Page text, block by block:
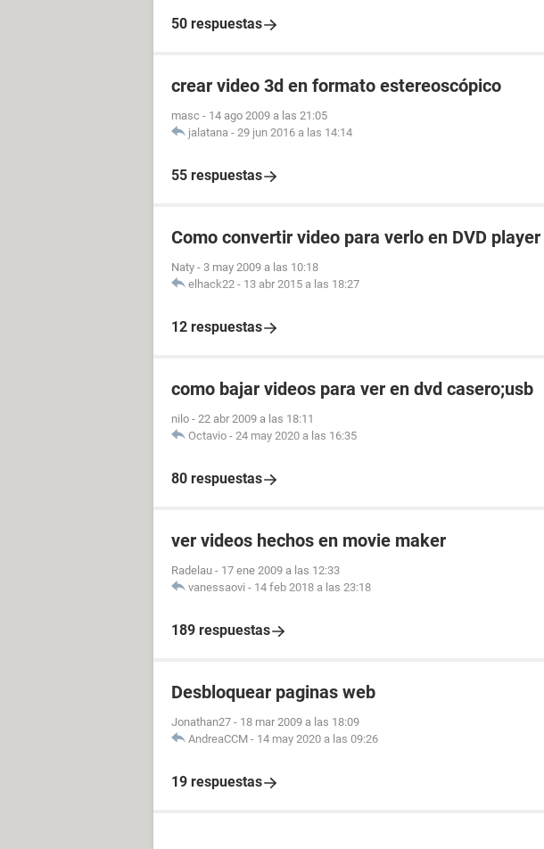
50 respuestas
crear video 3d en formato estereoscópico
masc - 14 ago 2009 a las 21:05
jalatana - 29 jun 2016 a las 14:14
55 respuestas
Como convertir video para verlo en DVD player
Naty - 3 may 2009 a las 10:18
elhack22 - 13 abr 2015 a las 18:27
12 respuestas
como bajar videos para ver en dvd casero;usb
nilo - 22 abr 2009 a las 18:11
Octavio - 24 may 2020 a las 16:35
80 respuestas
ver videos hechos en movie maker
Radelau - 17 ene 2009 a las 12:33
vanessaovi - 14 feb 2018 a las 23:18
189 respuestas
Desbloquear paginas web
Jonathan27 - 18 mar 2009 a las 18:09
AndreaCCM - 14 may 2020 a las 09:26
19 respuestas